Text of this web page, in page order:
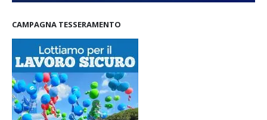
CAMPAGNA TESSERAMENTO